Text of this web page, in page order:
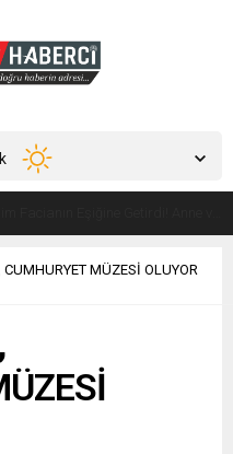
MÜZESİ OLUYOR